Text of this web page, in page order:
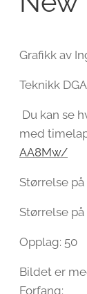
Grafikk av
Teknikk
Du kan se
med
AA8Mw/
Størrelse
Størrelse på
Opplag: 50
Bildet er
Forfang: